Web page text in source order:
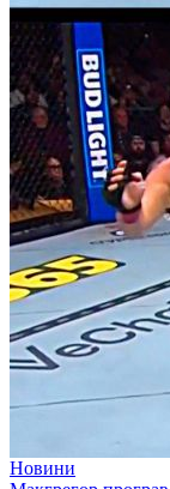
Новини